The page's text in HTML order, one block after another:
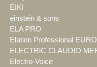
EIKI
einstein & sons
ELA PRO
Elation Professional
ELECTRIC CLAUDIO
Electro-Voice